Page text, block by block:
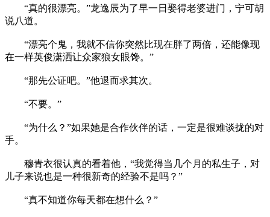
“真的很漂亮。”龙逸辰为了早一日娶得老婆进门，宁可胡
说八道。
“漂亮个鬼，我就不信你突然比现在胖了两倍，还能像现
在一样英俊潇洒让众家狼女眼馋。”
“那先公证吧。”他退而求其次。
“不要。”
“为什么？”如果她是合作伙伴的话，一定是很难谈拢的对
手。
穆青衣很认真的看着他，“我觉得当几个月的私生子，对
儿子来说也是一种很新奇的经验不是吗？”
“真不知道你每天都在想什么？”